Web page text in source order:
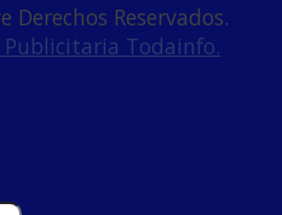
Derechos Reservados.
Publicitaria Todainfo.